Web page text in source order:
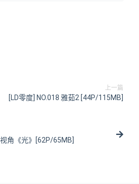
上一篇
[LD零度] NO.018 雅茹2 [44P/115MB]
角《光》[62P/65MB]